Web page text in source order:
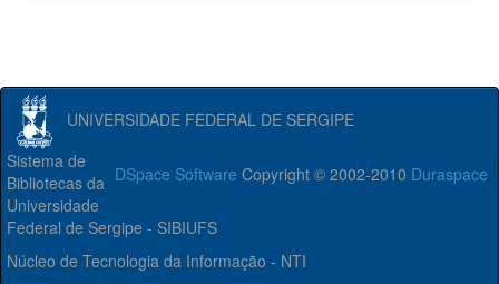
UNIVERSIDADE FEDERAL DE SERGIPE
DSpace Software Copyright © 2002-2010 Duraspace
Sistema de
Bibliotecas da
Universidade
Federal de Sergipe - SIBIUFS
Núcleo de Tecnologia da Informação - NTI